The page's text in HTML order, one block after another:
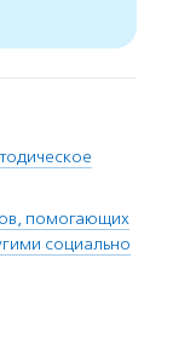
помогающих
социально